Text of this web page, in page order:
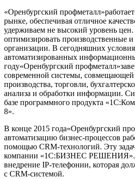
«Оренбургский
рынке, обеспечивая отличное
удерживаем не высокий уровень
оптимизировать производственные
организации. В сегодняшних
автоматизированных
году«Оренбургский
современной системы, совмещающей
производства, торговли,
анализа и обработки информации.
базе программного продукта
8».
В конце 2015 года«Оренбургский
автоматизацию бизнес-процессов
помощью CRM-технологий. Эту
компании «1С:БИЗНЕС РЕШЕНИЯ».
внедрение IP-телефонии, которая
с CRM-системой.